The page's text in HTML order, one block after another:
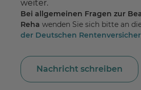
weiter.
Bei allgemeinen Fragen zur
Reha wenden Sie sich bitte an
der Deutschen
Nachricht schreiben